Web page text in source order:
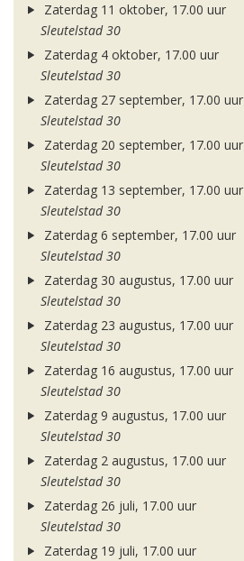
Zaterdag 11 oktober, 17.00 uur
Sleutelstad 30
Zaterdag 4 oktober, 17.00 uur
Sleutelstad 30
Zaterdag 27 september, 17.00 uur
Sleutelstad 30
Zaterdag 20 september, 17.00 uur
Sleutelstad 30
Zaterdag 13 september, 17.00 uur
Sleutelstad 30
Zaterdag 6 september, 17.00 uur
Sleutelstad 30
Zaterdag 30 augustus, 17.00 uur
Sleutelstad 30
Zaterdag 23 augustus, 17.00 uur
Sleutelstad 30
Zaterdag 16 augustus, 17.00 uur
Sleutelstad 30
Zaterdag 9 augustus, 17.00 uur
Sleutelstad 30
Zaterdag 2 augustus, 17.00 uur
Sleutelstad 30
Zaterdag 26 juli, 17.00 uur
Sleutelstad 30
Zaterdag 19 juli, 17.00 uur